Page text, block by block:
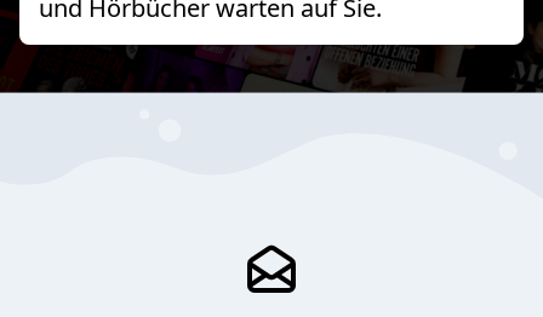
und Hörbücher warten auf Sie.